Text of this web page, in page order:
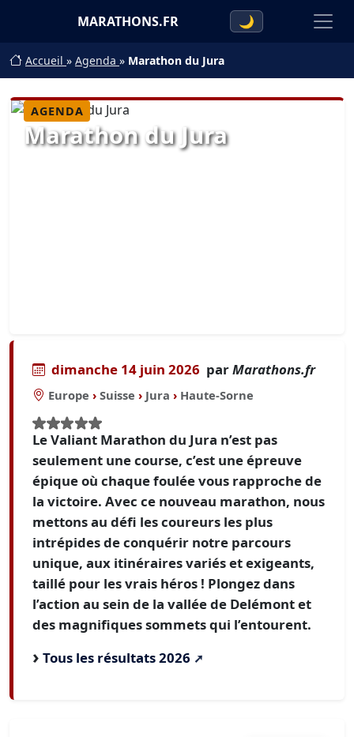
MARATHONS.FR 🌙
Accueil » Agenda » Marathon du Jura
AGENDA
Marathon du Jura
dimanche 14 juin 2026 parMarathons.fr
Europe › Suisse › Jura › Haute-Sorne
Le Valiant Marathon du Jura n’est pas
seulement une course, c’est une épreuve
épique où chaque foulée vous rapproche de
la victoire. Avec ce nouveau marathon, nous
mettons au défi les coureurs les plus
intrépides de conquérir notre parcours
unique, aux itinéraires variés et exigeants,
taillé pour les vrais héros ! Plongez dans
l’action au sein de la vallée de Delémont et
des magnifiques sommets qui l’entourent.
Tous les résultats 2026